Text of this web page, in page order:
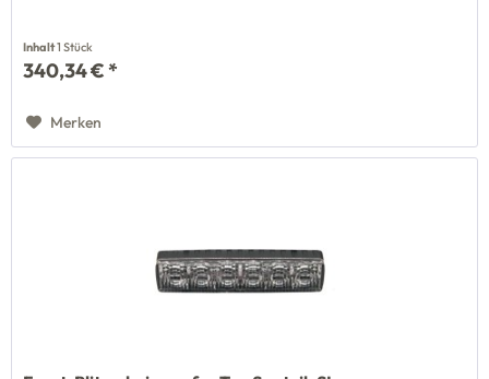
Inhalt1 Stück
340,34 € *
Merken